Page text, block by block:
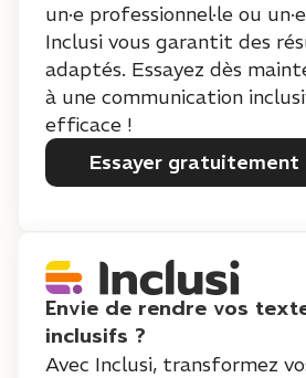
un·e professionnel·le ou
Inclusi vous garantit des
adaptés. Essayez dès
à une communication
efficace !
Essayer gratuitement
Envie de rendre vos
inclusifs ?
Avec Inclusi, transformez